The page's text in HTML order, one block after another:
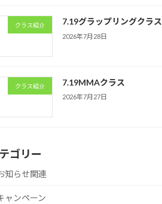
クラス紹介 7.19グラップリングクラス
2026年7月28日
クラス紹介 7.19MMAクラス
2026年7月27日
ゴリー
知らせ関連
ャンペーン